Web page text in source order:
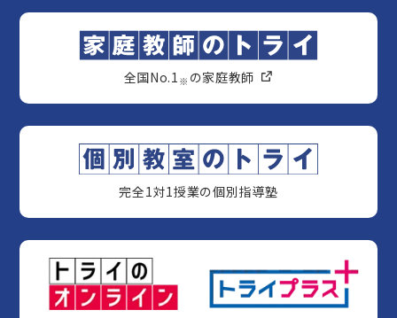
全国No.1 ※ の家庭教師
完全1対1授業の個別指導塾